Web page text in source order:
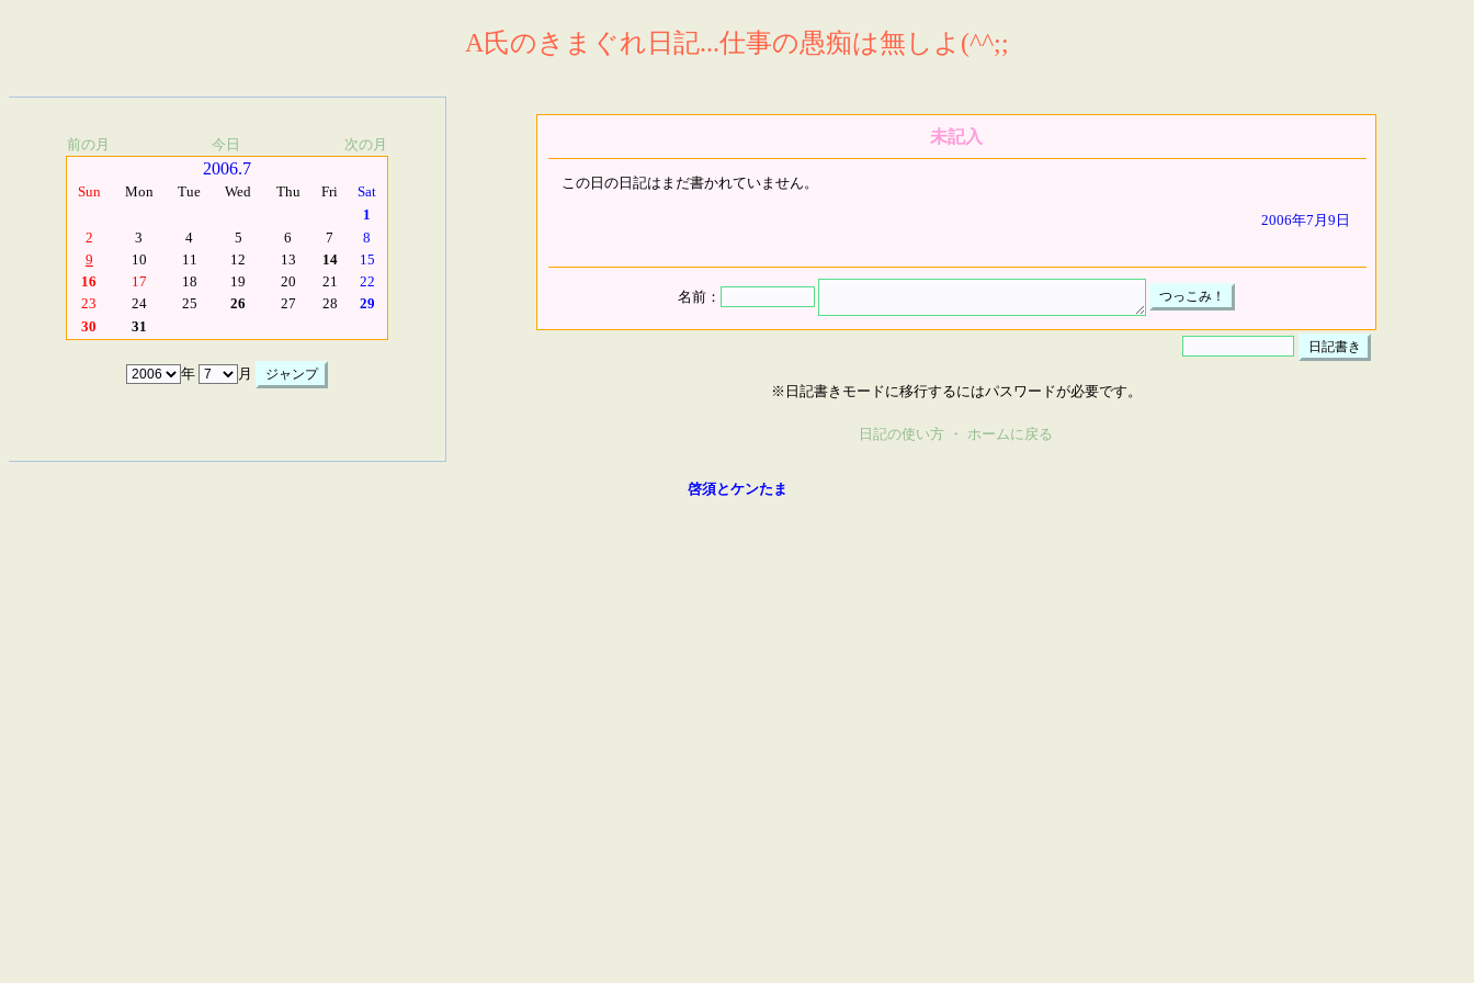
A氏のきまぐれ日記...仕事の愚痴は無しよ(^^;;
前の月 今日 次の月
2006.7
Sun Mon Tue Wed Thu Fri
Sat
1
2
3 4 5 6 7
8
9
10 11 12 13 14
15
16
17 18 19 20 21
22
23
24 25 26 27 28
29
30
31
年 月
未記入
この日の日記はまだ書かれていません。
2006年7月9日
名前：
※日記書きモードに移行するにはパスワードが必要です。
日記の使い方 ・ ホームに戻る
啓須とケンたま